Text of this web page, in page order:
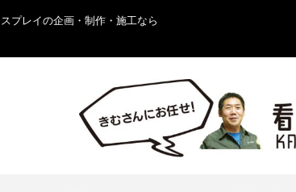
プレイの企画・制作・施工なら